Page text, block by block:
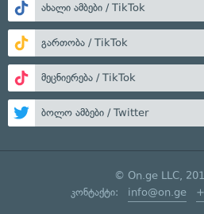
ახალი ამბები / TikTok
გართობა / TikTok
მეცნიერება / TikTok
ბოლო ამბები / Twitter
© On.ge LLC,
კონტაქტი: info@on.ge